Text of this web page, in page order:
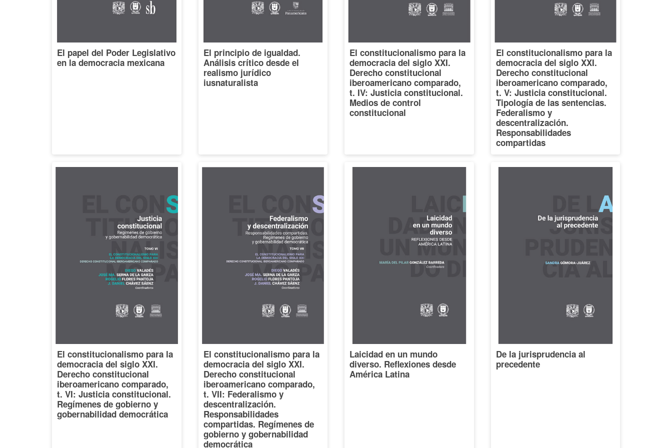
El papel del Poder Legislativo
en la democracia mexicana
El principio de igualdad.
Análisis crítico desde el
realismo jurídico
iusnaturalista
El constitucionalismo para la
democracia del siglo XXI.
Derecho constitucional
iberoamericano comparado,
t. IV: Justicia constitucional.
Medios de control
constitucional
El constitucionalismo para la
democracia del siglo XXI.
Derecho constitucional
iberoamericano comparado,
t. V: Justicia constitucional.
Tipología de las sentencias.
Federalismo y
descentralización.
Responsabilidades
compartidas
El constitucionalismo para la
democracia del siglo XXI.
Derecho constitucional
iberoamericano comparado,
t. VI: Justicia constitucional.
Regímenes de gobierno y
gobernabilidad democrática
El constitucionalismo para la
democracia del siglo XXI.
Derecho constitucional
iberoamericano comparado,
t. VII: Federalismo y
descentralización.
Responsabilidades
compartidas. Regímenes de
gobierno y gobernabilidad
democrática
Laicidad en un mundo
diverso. Reflexiones desde
América Latina
De la jurisprudencia al
precedente